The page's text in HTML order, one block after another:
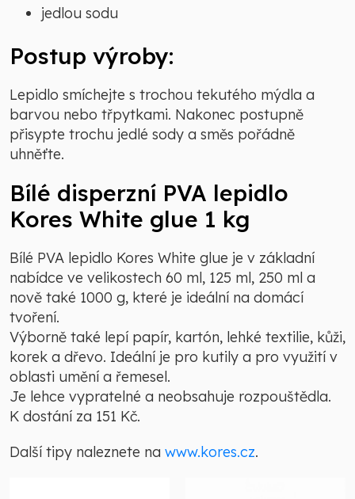
jedlou sodu
Postup výroby:
Lepidlo smíchejte s trochou tekutého mýdla a
barvou nebo třpytkami. Nakonec postupně
přisypte trochu jedlé sody a směs pořádně
uhněťte.
Bílé disperzní PVA lepidlo
Kores White glue 1 kg
Bílé PVA lepidlo Kores White glue je v základní
nabídce ve velikostech 60 ml, 125 ml, 250 ml a
nově také 1000 g, které je ideální na domácí
tvoření.
Výborně také lepí papír, kartón, lehké textilie, kůži,
korek a dřevo. Ideální je pro kutily a pro využití v
oblasti umění a řemesel.
Je lehce vypratelné a neobsahuje rozpouštědla.
K dostání za 151 Kč.
Další tipy naleznete na www.kores.cz.